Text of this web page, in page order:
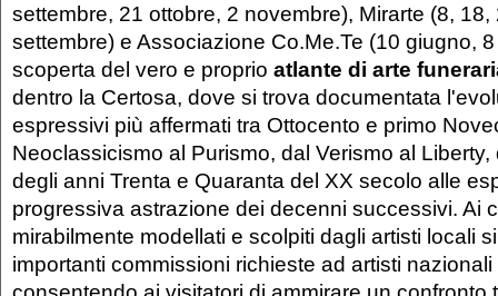
settembre, 21 ottobre, 2 novembre), Mirarte (8,
settembre) e Associazione Co.Me.Te (10 giugno,
scoperta del vero e proprio atlante di arte
dentro la Certosa, dove si trova documentata
espressivi più affermati tra Ottocento e primo
Neoclassicismo al Purismo, dal Verismo al
degli anni Trenta e Quaranta del XX secolo alle
progressiva astrazione dei decenni successivi. Ai
mirabilmente modellati e scolpiti dagli artisti locali
importanti commissioni richieste ad artisti nazionali